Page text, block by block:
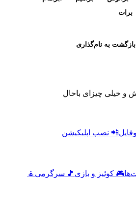
برات
به نام‌گذاری
خیلی چیزای باحال
📲 نصب اپلیکیشن
🎮 کوئیز و بازی 🎵 سرگرمی 🧘